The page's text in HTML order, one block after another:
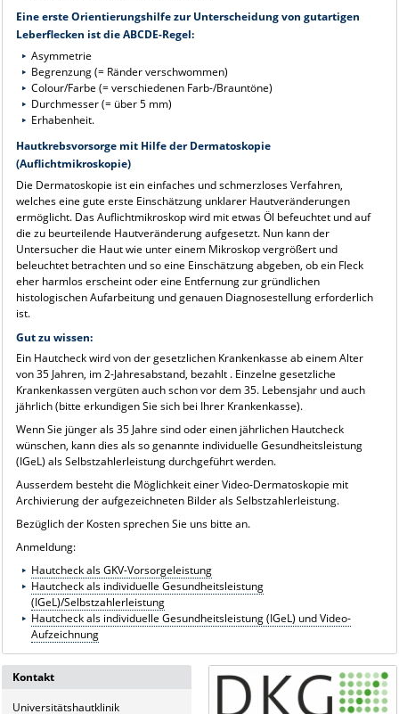
Eine erste Orientierungshilfe zur Unterscheidung von gutartigen
Leberflecken ist die ABCDE-Regel:
Asymmetrie
Begrenzung (= Ränder verschwommen)
Colour/Farbe (= verschiedenen Farb-/Brauntöne)
Durchmesser (= über 5 mm)
Erhabenheit.
Hautkrebsvorsorge mit Hilfe der Dermatoskopie
(Auflichtmikroskopie)
Die Dermatoskopie ist ein einfaches und schmerzloses Verfahren,
welches eine gute erste Einschätzung unklarer Hautveränderungen
ermöglicht. Das Auflichtmikroskop wird mit etwas Öl befeuchtet und auf
die zu beurteilende Hautveränderung aufgesetzt. Nun kann der
Untersucher die Haut wie unter einem Mikroskop vergrößert und
beleuchtet betrachten und so eine Einschätzung abgeben, ob ein Fleck
eher harmlos erscheint oder eine Entfernung zur gründlichen
histologischen Aufarbeitung und genauen Diagnosestellung erforderlich
ist.
Gut zu wissen:
Ein Hautcheck wird von der gesetzlichen Krankenkasse ab einem Alter
von 35 Jahren, im 2-Jahresabstand, bezahlt . Einzelne gesetzliche
Krankenkassen vergüten auch schon vor dem 35. Lebensjahr und auch
jährlich (bitte erkundigen Sie sich bei Ihrer Krankenkasse).
Wenn Sie jünger als 35 Jahre sind oder einen jährlichen Hautcheck
wünschen, kann dies als so genannte individuelle Gesundheitsleistung
(IGeL) als Selbstzahlerleistung durchgeführt werden.
Ausserdem besteht die Möglichkeit einerVideo-Dermatoskopie mit
Archivierung der aufgezeichneten Bilder als Selbstzahlerleistung.
Bezüglich der Kosten sprechen Sie uns bitte an.
Anmeldung:
Hautcheck als GKV-Vorsorgeleistung
Hautcheck als individuelle Gesundheitsleistung
(IGeL)/Selbstzahlerleistung
Hautcheck als individuelle Gesundheitsleistung (IGeL) und Video-
Aufzeichnung
Kontakt
Universitätshautklinik